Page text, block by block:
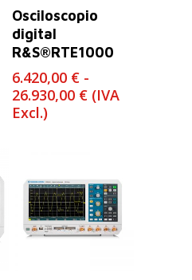
Seleccionar
Opciones
Osciloscopio
digital
R&S®RTE1000
6.420,00 € -
26.930,00 €Rango
hasta
26.930,00 €
(IVA
Excl.)